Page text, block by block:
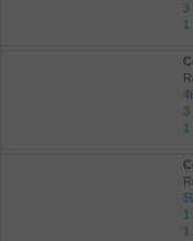
3
1
3
1
1
1